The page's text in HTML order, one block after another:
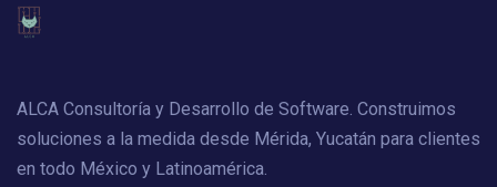
ALCA Consultoría y Desarrollo de Software. Construimos
soluciones a la medida desde Mérida, Yucatán para clientes
en todo México y Latinoamérica.